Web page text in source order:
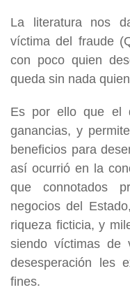
La literatura nos
víctima del fraude
con poco quien
queda sin nada
Es por ello que el
ganancias, y
beneficios para
así ocurrió en la
que connotados
negocios del
riqueza ficticia, y
siendo víctimas de
desesperación les
fines.